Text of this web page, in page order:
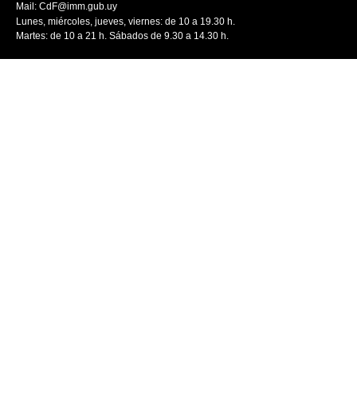
Mail: CdF@imm.gub.uy
Lunes, miércoles, jueves, viernes: de 10 a 19.30 h.
Martes: de 10 a 21 h. Sábados de 9.30 a 14.30 h.